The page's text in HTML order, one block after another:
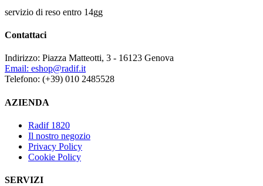
servizio di reso entro 14gg
Contattaci
Indirizzo: Piazza Matteotti, 3 - 16123 Genova
Email: eshop@radif.it
Telefono: (+39) 010 2485528
AZIENDA
Radif 1820
Il nostro negozio
Privacy Policy
Cookie Policy
SERVIZI